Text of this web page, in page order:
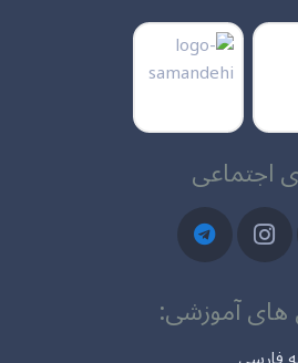
اجتماعی
آموزشی: